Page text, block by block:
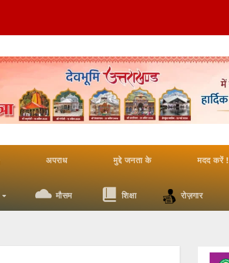
अपराध मुद्दे जनता के मदद करें !
मौसम शिक्षा रोज़गार